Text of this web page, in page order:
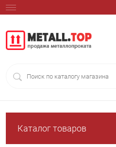
Каталог товаров